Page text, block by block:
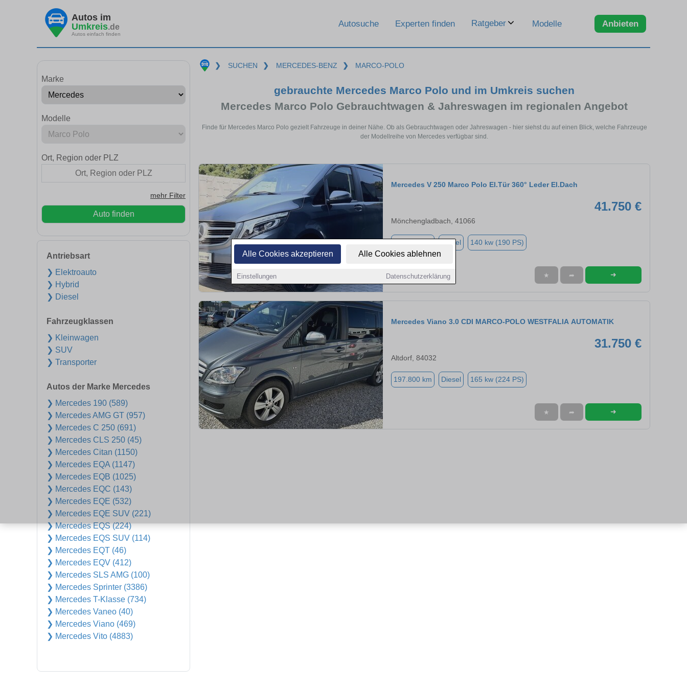
Alle Cookies akzeptieren Alle Cookies ablehnen
Einstellungen Datenschutzerklärung
Autos im
Umkreis.de
Autos einfach finden
Autosuche Experten finden Ratgeber Modelle Anbieten
Marke
Modelle
Ort, Region oder PLZ
mehr Filter
Auto finden
Antriebsart
❯ Elektroauto
❯ Hybrid
❯ Diesel
Fahrzeugklassen
❯ Kleinwagen
❯ SUV
❯ Transporter
Autos der Marke Mercedes
❯ Mercedes 190 (589)
❯ Mercedes AMG GT (957)
❯ Mercedes C 250 (691)
❯ Mercedes CLS 250 (45)
❯ Mercedes Citan (1150)
❯ Mercedes EQA (1147)
❯ Mercedes EQB (1025)
❯ Mercedes EQC (143)
❯ Mercedes EQE (532)
❯ Mercedes EQE SUV (221)
❯ Mercedes EQS (224)
❯ Mercedes EQS SUV (114)
❯ Mercedes EQT (46)
❯ Mercedes EQV (412)
❯ Mercedes SLS AMG (100)
❯ Mercedes Sprinter (3386)
❯ Mercedes T-Klasse (734)
❯ Mercedes Vaneo (40)
❯ Mercedes Viano (469)
❯ Mercedes Vito (4883)
❯ SUCHEN ❯ MERCEDES-BENZ ❯ MARCO-POLO
gebrauchte Mercedes Marco Polo und im Umkreis suchen
Mercedes Marco Polo Gebrauchtwagen & Jahreswagen im regionalen Angebot
Finde für Mercedes Marco Polo gezielt Fahrzeuge in deiner Nähe. Ob als Gebrauchtwagen oder Jahreswagen - hier siehst du auf einen Blick, welche Fahrzeuge
der Modellreihe von Mercedes verfügbar sind.
Mercedes V 250 Marco Polo El.Tür 360° Leder El.Dach
41.750 €
Mönchengladbach, 41066
Diesel 140 kw (190 PS)
★ ➦ ➜
Mercedes Viano 3.0 CDI MARCO-POLO WESTFALIA AUTOMATIK
31.750 €
Altdorf, 84032
197.800 km Diesel 165 kw (224 PS)
★ ➦ ➜